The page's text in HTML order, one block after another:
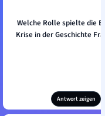
Welche Rolle spielte die
Krise in der Geschichte
Antwort zeigen